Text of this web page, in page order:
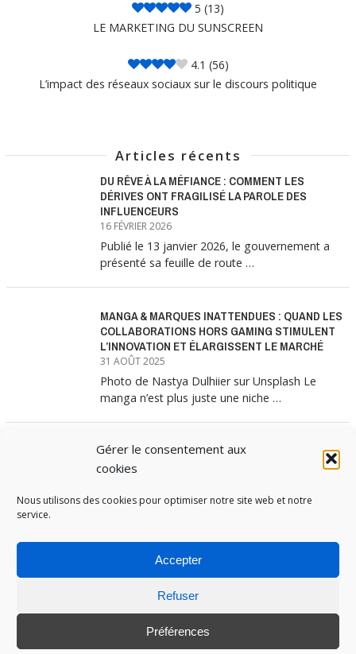
Gérer le consentement aux
cookies
Nous utilisons des cookies pour optimiser notre site web et notre
service.
Accepter
Refuser
Préférences
5 (13)
LE MARKETING DU SUNSCREEN
4.1 (56)
L’impact des réseaux sociaux sur le discours politique
Articles récents
DU RÊVE À LA MÉFIANCE : COMMENT LES
DÉRIVES ONT FRAGILISÉ LA PAROLE DES
INFLUENCEURS
16 FÉVRIER 2026
Publié le 13 janvier 2026, le gouvernement a
présenté sa feuille de route …
MANGA & MARQUES INATTENDUES : QUAND LES
COLLABORATIONS HORS GAMING STIMULENT
L’INNOVATION ET ÉLARGISSENT LE MARCHÉ
31 AOÛT 2025
Photo de Nastya Dulhiier sur Unsplash Le
manga n’est plus juste une niche …
MANGA & MARQUES : ANATOMIE D’UNE
ALLIANCE MARKETING GAGNANTE
Les interminables files d’attente devant les
MEDIA INSTITUTE
STRATÉGIE MARKETING & DIGITALE © TOUS DROITS RÉSERVÉS 2017-2025
-POLITIQUE DE COOKIES